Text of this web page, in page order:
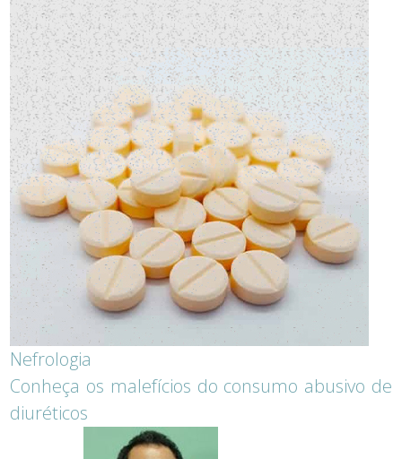
Nefrologia
Conheça os malefícios do consumo abusivo de
diuréticos